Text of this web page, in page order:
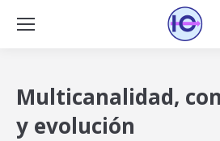
Multicanalidad,
y evolución